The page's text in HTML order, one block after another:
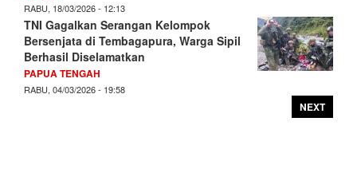
RABU, 18/03/2026 - 12:13
TNI Gagalkan Serangan Kelompok
Bersenjata di Tembagapura, Warga Sipil
Berhasil Diselamatkan
PAPUA TENGAH
RABU, 04/03/2026 - 19:58
NEXT